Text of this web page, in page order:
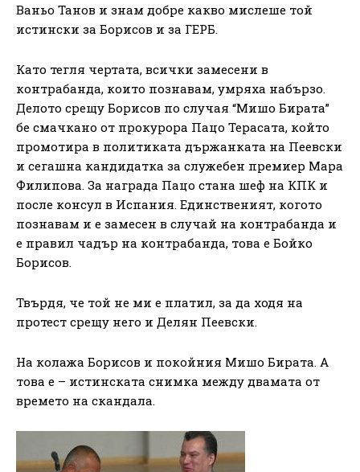
Ваньо Танов и знам добре какво мислеше той
истински за Борисов и за ГЕРБ.
Като тегля чертата, всички замесени в
контрабанда, които познавам, умряха набързо.
Делото срещу Борисов по случая “Мишо Бирата”
бе смачкано от прокурора Пацо Терасата, който
промотира в политиката държанката на Пеевски
и сегашна кандидатка за служебен премиер Мара
Филипова. За награда Пацо стана шеф на КПК и
после консул в Испания. Единственият, когото
познавам и е замесен в случай на контрабанда и
е правил чадър на контрабанда, това е Бойко
Борисов.
Твърдя, че той не ми е платил, за да ходя на
протест срещу него и Делян Пеевски.
На колажа Борисов и покойния Мишо Бирата. А
това е – истинската снимка между двамата от
времето на скандала.